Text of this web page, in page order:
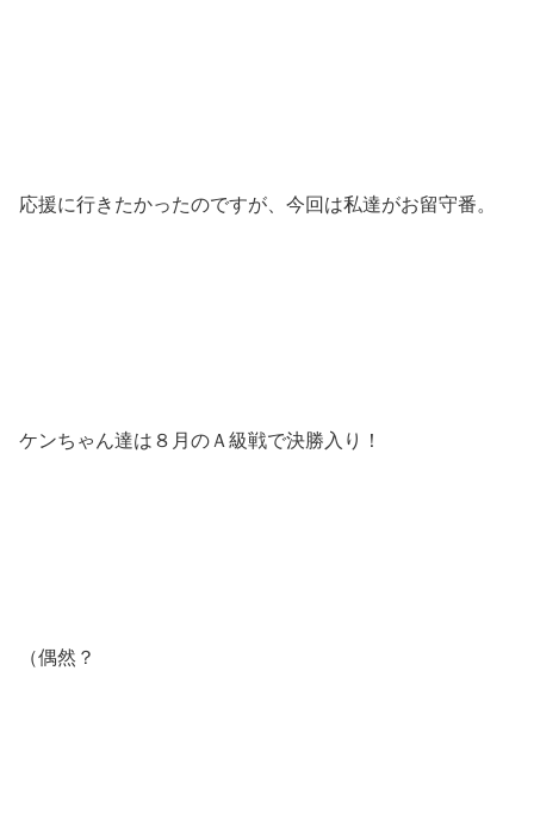
応援に行きたかったのですが、今回は私達がお留守番。
ケンちゃん達は８月のＡ級戦で決勝入り！
（偶然？